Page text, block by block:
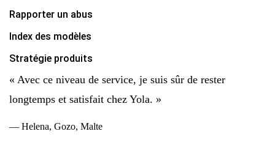
Rapporter un abus
Index des modèles
Stratégie produits
« Avec ce niveau de service, je suis sûr de rester
longtemps et satisfait chez Yola. »
— Helena, Gozo, Malte